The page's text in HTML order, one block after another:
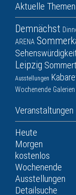
Aktuelle Themen
Demnächst
ARENA
Leipzig
Ausstellungen
Wochenende Galerien
Veranstaltungen
Heute
Morgen
kostenlos
Wochenende
Ausstellungen
Detailsuche